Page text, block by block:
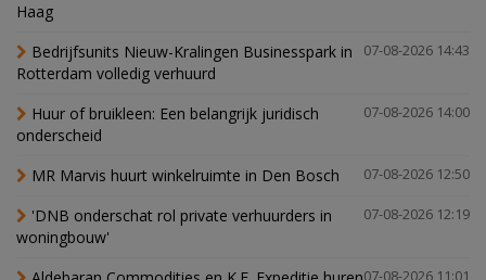
Haag
07-08-2026 14:43
Bedrijfsunits Nieuw-Kralingen Businesspark in
Rotterdam volledig verhuurd
07-08-2026 14:00
Huur of bruikleen: Een belangrijk juridisch
onderscheid
07-08-2026 12:50
MR Marvis huurt winkelruimte in Den Bosch
07-08-2026 12:19
'DNB onderschat rol private verhuurders in
woningbouw'